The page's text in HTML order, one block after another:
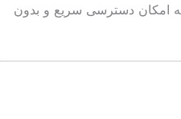
امکان دسترسی سریع و بدون